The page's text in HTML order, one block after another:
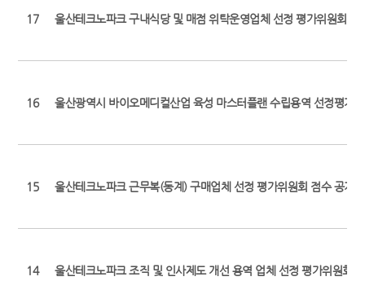
17 울산테크노파크 구내식당 및 매점 위탁운영업체 선정 평가위원회 점
16 울산광역시 바이오메디컬산업 육성 마스터플랜 수립용역 선정평가
15 울산테크노파크 근무복(동계) 구매업체 선정 평가위원회 점수 공개
14 울산테크노파크 조직 및 인사제도 개선 용역 업체 선정 평가위원회